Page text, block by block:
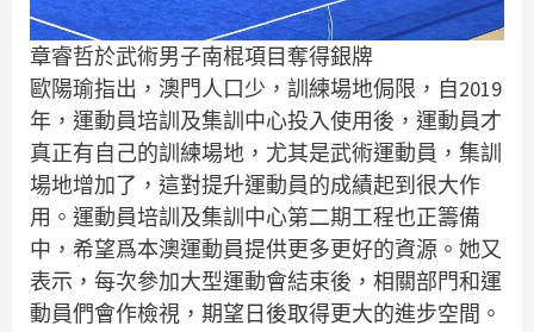
章睿哲於武術男子南棍項目奪得銀牌
歐陽瑜指出，澳門人口少，訓練場地侷限，自2019
年，運動員培訓及集訓中心投入使用後，運動員才
真正有自己的訓練場地，尤其是武術運動員，集訓
場地增加了，這對提升運動員的成績起到很大作
用。運動員培訓及集訓中心第二期工程也正籌備
中，希望爲本澳運動員提供更多更好的資源。她又
表示，每次參加大型運動會結束後，相關部門和運
動員們會作檢視，期望日後取得更大的進步空間。